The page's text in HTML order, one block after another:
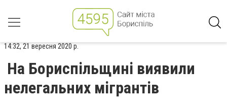
14:32, 21 вересня 2020 р.
На Бориспільщині виявили
нелегальних мігрантів